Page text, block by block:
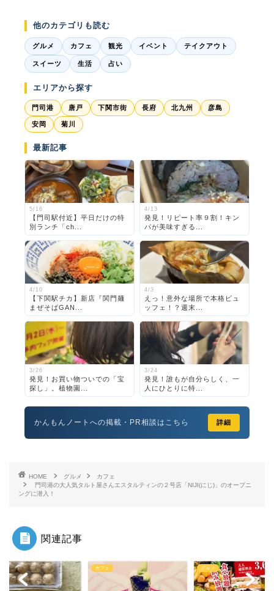
他のカテゴリも読む
グルメ カフェ 観光 イベント テイクアウト
スイーツ 生活 占い
エリアから探す
門司港 唐戸 下関市街 長府 北九州 彦島
安岡 菊川
最新記事
5/16
【門司駅付近】平日だけの特
別ランチ「ch...
4/13
発見！リピート率９割！キン
パが美味すぎる...
4/10
【下関駅チカ】新店『関門麺
まぜそばGAN...
4/3
えっ！意外な場所で本格ビュ
ッフェ！？週末...
3/26
発見！お買い物ついでの「宝
探し」。植物園...
3/24
発見！誰もが自分らしく、一
人にひとりに特...
かんもんノートへの掲載・PR相談はこちら 詳細
HOME グルメ
カフェ
門司港の大人気タルト屋さんエスタルティンの２号店「NIJI(にじ)」のオープニ
ングに潜入！
関連記事
グルメ グルメ